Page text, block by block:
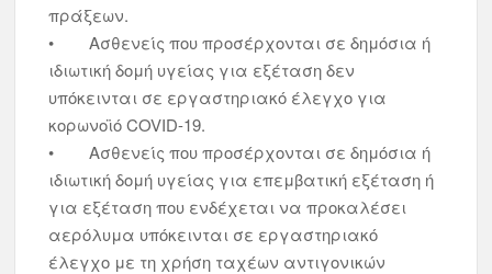
πράξεων.
• Ασθενείς που προσέρχονται σε δημόσια ή
ιδιωτική δομή υγείας για εξέταση δεν
υπόκεινται σε εργαστηριακό έλεγχο για
κορωνοϊό COVID-19.
• Ασθενείς που προσέρχονται σε δημόσια ή
ιδιωτική δομή υγείας για επεμβατική εξέταση ή
για εξέταση που ενδέχεται να προκαλέσει
αερόλυμα υπόκεινται σε εργαστηριακό
έλεγχο με τη χρήση ταχέων αντιγονικών